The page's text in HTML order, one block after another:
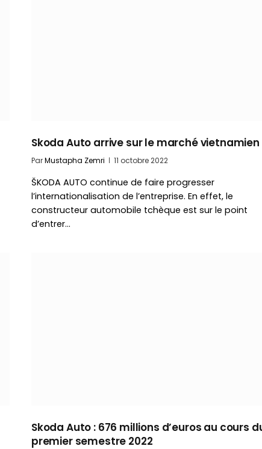
Skoda Auto arrive sur le marché vietnamien
ParMustapha Zemri 11 octobre 2022
ŠKODA AUTO continue de faire progresser
l’internationalisation de l’entreprise. En effet, le
constructeur automobile tchèque est sur le point
d’entrer…
Skoda Auto : 676 millions d’euros au cours
premier semestre 2022